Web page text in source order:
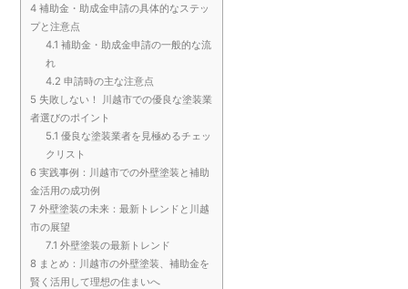
4 補助金・助成金申請の具体的なステッ
プと注意点
4.1 補助金・助成金申請の一般的な流
れ
4.2 申請時の主な注意点
5 失敗しない！ 川越市での優良な塗装業
者選びのポイント
5.1 優良な塗装業者を見極めるチェッ
クリスト
6 実践事例：川越市での外壁塗装と補助
金活用の成功例
7 外壁塗装の未来：最新トレンドと川越
市の展望
7.1 外壁塗装の最新トレンド
8 まとめ：川越市の外壁塗装、補助金を
賢く活用して理想の住まいへ